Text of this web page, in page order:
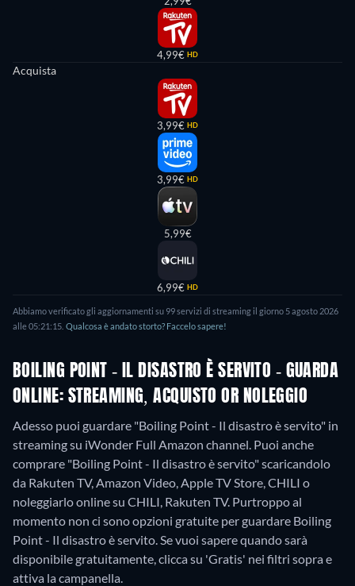
4,99€ HD
Acquista
3,99€ HD
3,99€ HD
5,99€
6,99€ HD
Abbiamo verificato gli aggiornamenti su 99 servizi di streaming il giorno 5 agosto 2026
alle 05:21:15. Qualcosa è andato storto? Faccelo sapere!
BOILING POINT - IL DISASTRO È SERVITO - GUARDA
ONLINE: STREAMING, ACQUISTO OR NOLEGGIO
Adesso puoi guardare "Boiling Point - Il disastro è servito" in
streaming su iWonder Full Amazon channel. Puoi anche
comprare "Boiling Point - Il disastro è servito" scaricandolo
da Rakuten TV, Amazon Video, Apple TV Store, CHILI o
noleggiarlo online su CHILI, Rakuten TV. Purtroppo al
momento non ci sono opzioni gratuite per guardare Boiling
Point - Il disastro è servito. Se vuoi sapere quando sarà
disponibile gratuitamente, clicca su 'Gratis' nei filtri sopra e
attiva la campanella.